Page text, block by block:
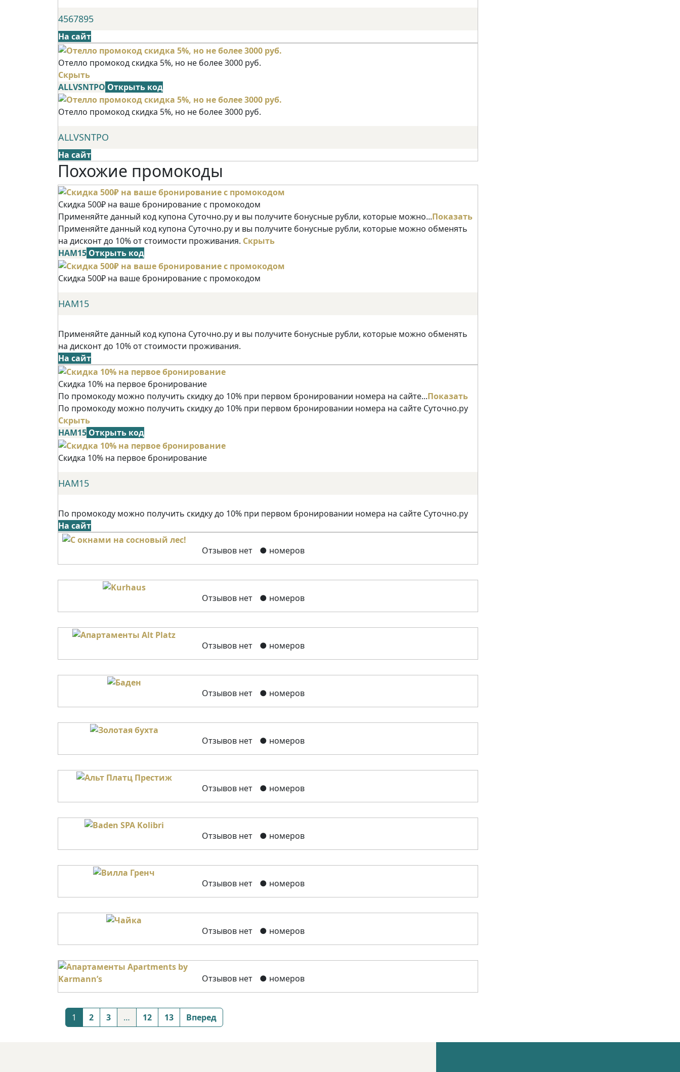
4567895
На сайт
Отелло промокод скидка 5%, но не более 3000 руб.
Скрыть
ALLVSNTPO Открыть код
Отелло промокод скидка 5%, но не более 3000 руб.
ALLVSNTPO
На сайт
Похожие промокоды
Скидка 500₽ на ваше бронирование с промокодом
Применяйте данный код купона Суточно.ру и вы получите бонусные рубли, которые можно...Показать
Применяйте данный код купона Суточно.ру и вы получите бонусные рубли, которые можно обменять
на дисконт до 10% от стоимости проживания. Скрыть
НАМ15 Открыть код
Скидка 500₽ на ваше бронирование с промокодом
НАМ15
Применяйте данный код купона Суточно.ру и вы получите бонусные рубли, которые можно обменять
на дисконт до 10% от стоимости проживания.
На сайт
Скидка 10% на первое бронирование
По промокоду можно получить скидку до 10% при первом бронировании номера на сайте...Показать
По промокоду можно получить скидку до 10% при первом бронировании номера на сайте Суточно.ру
Скрыть
НАМ15 Открыть код
Скидка 10% на первое бронирование
НАМ15
По промокоду можно получить скидку до 10% при первом бронировании номера на сайте Суточно.ру
На сайт
Отзывов нет ● номеров
Отзывов нет ● номеров
Отзывов нет ● номеров
Отзывов нет ● номеров
Отзывов нет ● номеров
Отзывов нет ● номеров
Отзывов нет ● номеров
Отзывов нет ● номеров
Отзывов нет ● номеров
Отзывов нет ● номеров
Posts
1 2 3 … 12 13 Вперед